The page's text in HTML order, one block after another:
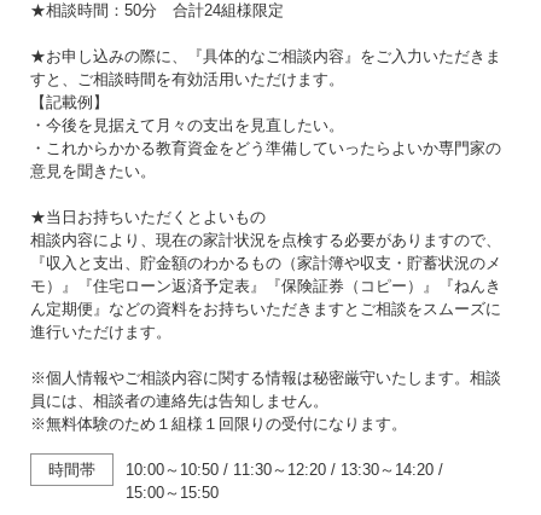
★相談時間：50分 合計24組様限定
★お申し込みの際に、『具体的なご相談内容』をご入力いただきま
すと、ご相談時間を有効活用いただけます。
【記載例】
・今後を見据えて月々の支出を見直したい。
・これからかかる教育資金をどう準備していったらよいか専門家の
意見を聞きたい。
★当日お持ちいただくとよいもの
相談内容により、現在の家計状況を点検する必要がありますので、
『収入と支出、貯金額のわかるもの（家計簿や収支・貯蓄状況のメ
モ）』『住宅ローン返済予定表』『保険証券（コピー）』『ねんき
ん定期便』などの資料をお持ちいただきますとご相談をスムーズに
進行いただけます。
※個人情報やご相談内容に関する情報は秘密厳守いたします。相談
員には、相談者の連絡先は告知しません。
※無料体験のため１組様１回限りの受付になります。
時間帯 10:00～10:50 / 11:30～12:20 / 13:30～14:20 /
15:00～15:50